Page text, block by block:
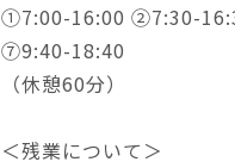
①7:00-16:00 ②7:30-
⑦9:40-18:40
（休憩60分）
＜残業について＞